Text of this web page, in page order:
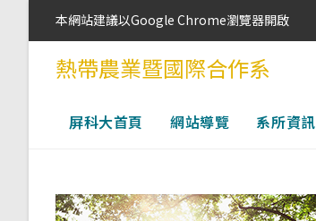
本網站建議以Google Chrome瀏覽器開啟
熱帶農業暨國際合作系
屏科大首頁 網站導覽 系所資訊